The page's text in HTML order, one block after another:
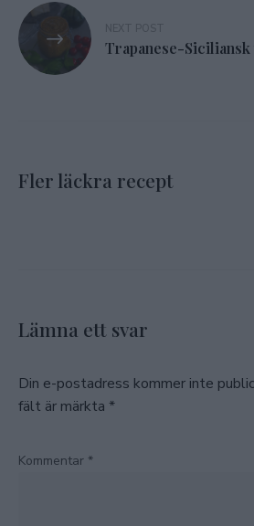
Trapanese-Siciliansk
Fler läckra recept
Lämna ett svar
Din e-postadress kommer inte
fält är märkta *
Kommentar *